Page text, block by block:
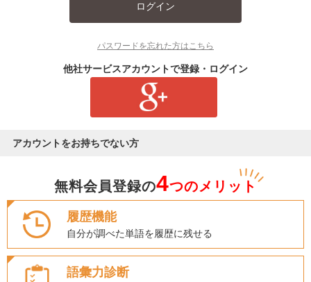
ログイン
パスワードを忘れた方はこちら
他社サービスアカウントで登録・ログイン
アカウントをお持ちでない方
無料会員登録の4つのメリット
履歴機能
自分が調べた単語を履歴に残せる
語彙力診断